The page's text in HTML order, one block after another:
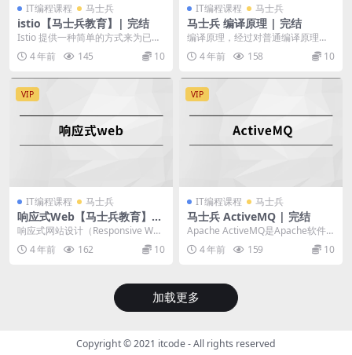
IT编程课程 马士兵
istio【马士兵教育】| 完结
Istio 提供一种简单的方式来为已部
署的服务建立网络，该网络具有负
载均衡、服务...
4 年前 145 10
IT编程课程 马士兵
马士兵 编译原理 | 完结
编译原理，经过对普通编译原理分
析，形成了以词典为核心，结合词
的数据结构完成编译过...
4 年前 158 10
VIP
IT编程课程 马士兵
响应式Web【马士兵教育】|
完结
响应式网站设计（Responsive Web
design，RWD）是一种网络页...
4 年前 162 10
VIP
IT编程课程 马士兵
马士兵 ActiveMQ | 完结
Apache ActiveMQ是Apache软件
基金会所研发的开放源代码消息中
间...4 年前 159 10
加载更多
Copyright © 2021 itcode- All rights reserved